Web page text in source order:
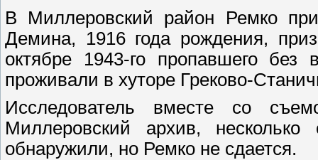
В Миллеровский район Ремко
Демина, 1916 года рождения,
октябре 1943-го пропавшего
проживали в хуторе Греково-
Исследователь вместе со
Миллеровский архив,
обнаружили, но Ремко не сдается.